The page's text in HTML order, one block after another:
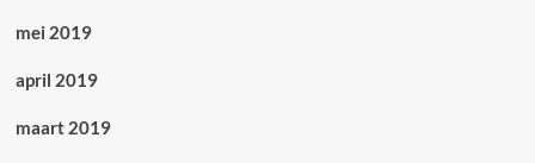
mei 2019
april 2019
maart 2019